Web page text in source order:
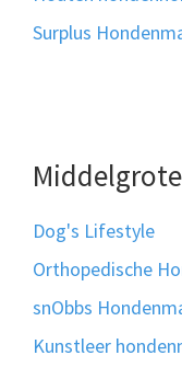
Surplus
Dog's Lifestyle
Orthopedische
snObbs
Kunstleer